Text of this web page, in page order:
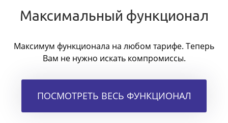
Максимальный функционал
Максимум функционала на любом тарифе. Теперь
Вам не нужно искать компромиссы.
ПОСМОТРЕТЬ ВЕСЬ ФУНКЦИОНАЛ